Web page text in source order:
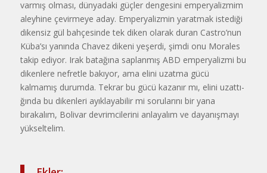
varmış ol­ması, dünyadaki güçler dengesini emperyalizmim
aleyhine çevirmeye aday. Emperyalizmin yaratmak istediği
dikensiz gül bahçesinde tek diken olarak duran Castro’nun
Küba’sı ya­nında Chavez dikeni yeşerdi, şimdi onu Morales
takip ediyor. Irak batağına saplanmış ABD emperyalizmi bu
di­kenlere nefretle bakıyor, ama elini uzatma gücü
kalmamış durumda. Tekrar bu gücü kazanır mı, elini uzattı­
ğında bu dikenleri ayıklayabilir mi sorularını bir yana
bırakalım, Bolivar devrimcilerini anlayalım ve dayanış­mayı
yükseltelim.